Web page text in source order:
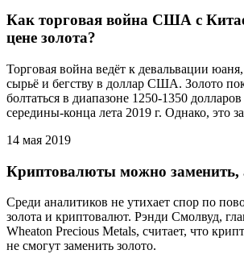
Как торговая война США с
цене золота?
Торговая война ведёт к девальвации
сырьё и бегству в доллар США. Золото
болтаться в диапазоне 1250-1350
середины-конца лета 2019 г. Однако, это
14 мая 2019
Криптовалюты можно заменить,
Среди аналитиков не утихает спор по
золота и криптовалют. Рэнди Смолвуд,
Wheaton Precious Metals, считает, что
не смогут заменить золото.